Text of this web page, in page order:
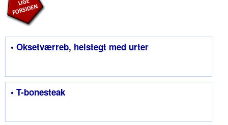
• Oksetværreb, helstegt med urter
• T-bonesteak